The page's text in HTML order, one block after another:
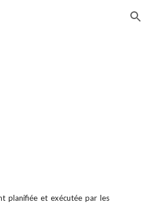
planifiée et exécutée par les